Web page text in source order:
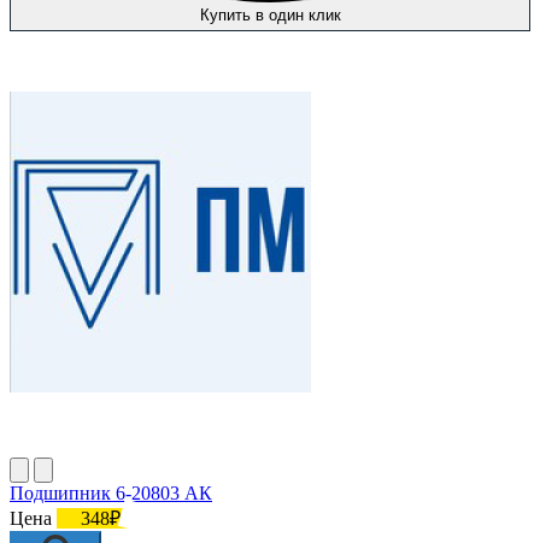
Купить в один клик
Подшипник 6-20803 АК
Цена
348₽